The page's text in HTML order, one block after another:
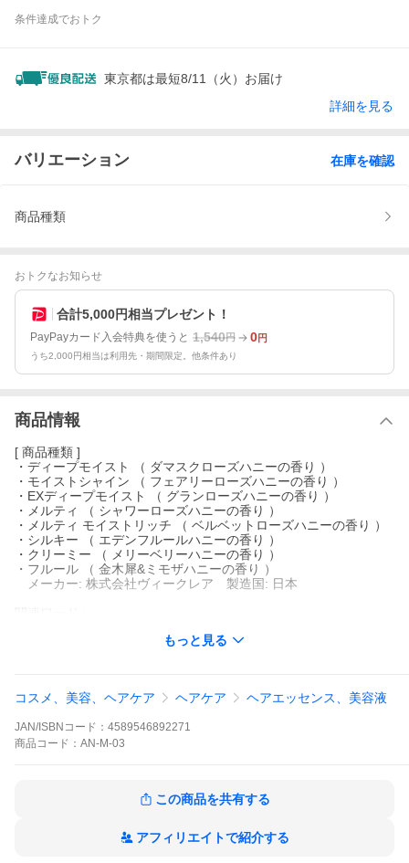
条件達成でおトク
東京都は最短8/11（火）お届け
詳細を見る
バリエーション 在庫を確認
商品種類
おトクなお知らせ
合計5,000円相当プレゼント！
PayPayカード入会特典を使うと 1,540円 0円
うち2,000円相当は利用先・期間限定。他条件あり
商品情報
[ 商品種類 ]
・ディープモイスト （ ダマスクローズハニーの香り ）
・モイストシャイン （ フェアリーローズハニーの香り ）
・EXディープモイスト （ グランローズハニーの香り ）
・メルティ （ シャワーローズハニーの香り ）
・メルティ モイストリッチ （ ベルベットローズハニーの香り ）
・シルキー （ エデンフルールハニーの香り ）
・クリーミー （ メリーベリーハニーの香り ）
・フルール （ 金木犀&ミモザハニーの香り ）
メーカー: 株式会社ヴィークレア 製造国: 日本
用 オーガニックシャンプー ノンシリコンシャンプー ヘアケア ヘ
ト アミノ酸 アミノ酸系 無添加 美容成分 美容室品質 美容院品質
もっと見る
コスメ、美容、ヘアケア ヘアケア ヘアエッセンス、美容液
JAN/ISBNコード： 4589546892271
商品 コード： AN-M-03
この商品を共有する
アフィリエイトで紹介する